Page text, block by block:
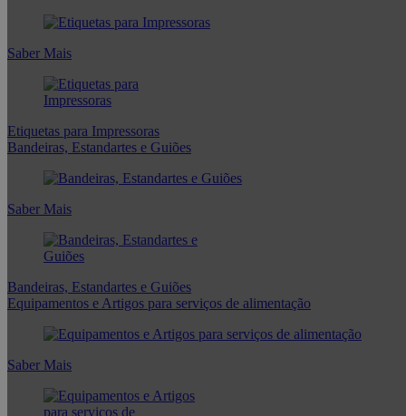
Saber Mais
Etiquetas para Impressoras
Bandeiras, Estandartes e Guiões
Saber Mais
Bandeiras, Estandartes e Guiões
Equipamentos e Artigos para serviços de alimentação
Saber Mais